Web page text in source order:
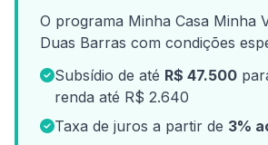
O programa Minha Casa Minha
Duas Barras com condições
Subsídio de até R$ 47.500
renda até R$ 2.640
Taxa de juros a partir de 3%